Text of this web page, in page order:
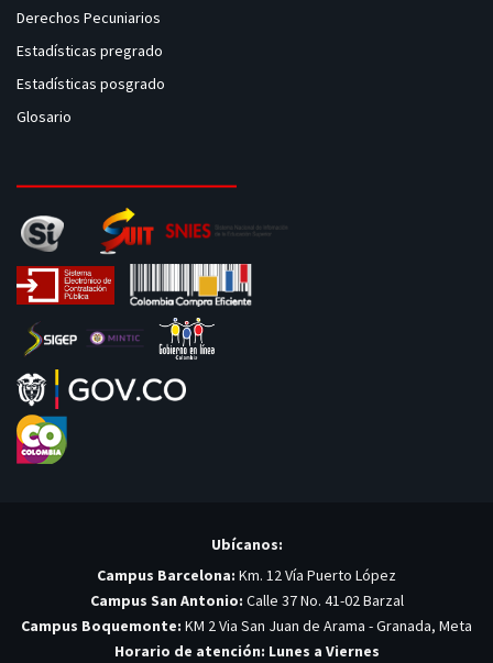
Derechos Pecuniarios
Estadísticas pregrado
Estadísticas posgrado
Glosario
Ubícanos:
Campus Barcelona: Km. 12 Vía Puerto López
Campus San Antonio: Calle 37 No. 41-02 Barzal
Campus Boquemonte: KM 2 Via San Juan de Arama - Granada, Meta
Horario de atención: Lunes a Viernes